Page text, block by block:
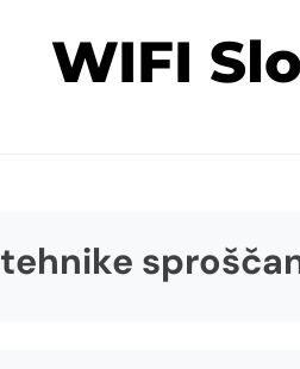
WIFI
tehnike